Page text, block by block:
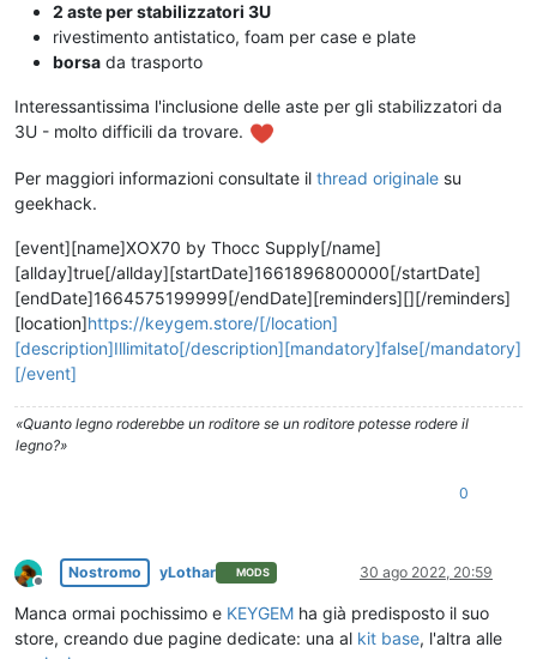
2 aste per stabilizzatori 3U
rivestimento antistatico, foam per case e plate
borsa da trasporto
Interessantissima l'inclusione delle aste per gli stabilizzatori da
3U - molto difficili da trovare.
Per maggiori informazioni consultate il thread originale su
geekhack.
[event][name]XOX70 by Thocc Supply[/name]
[allday]true[/allday][startDate]1661896800000[/startDate]
[endDate]1664575199999[/endDate][reminders][][/reminders]
[location]https://keygem.store/[/location]
[description]Illimitato[/description][mandatory]false[/mandatory]
[/event]
«Quanto legno roderebbe un roditore se un roditore potesse rodere il
legno?»
0
Non in linea
Nostromo yLothar MODS 30 ago 2022, 20:59
Manca ormai pochissimo e KEYGEM ha già predisposto il suo
store, creando due pagine dedicate: una al kit base, l'altra alle